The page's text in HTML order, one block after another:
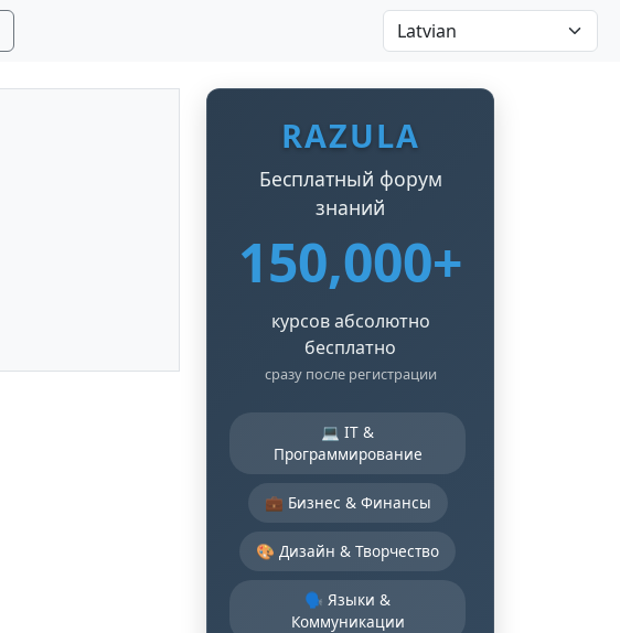
RAZULA
Бесплатный форум
знаний
150,000+
курсов абсолютно
бесплатно
сразу после регистрации
💻 IT &
Программирование
💼 Бизнес & Финансы
🎨 Дизайн & Творчество
🗣️ Языки &
Коммуникации